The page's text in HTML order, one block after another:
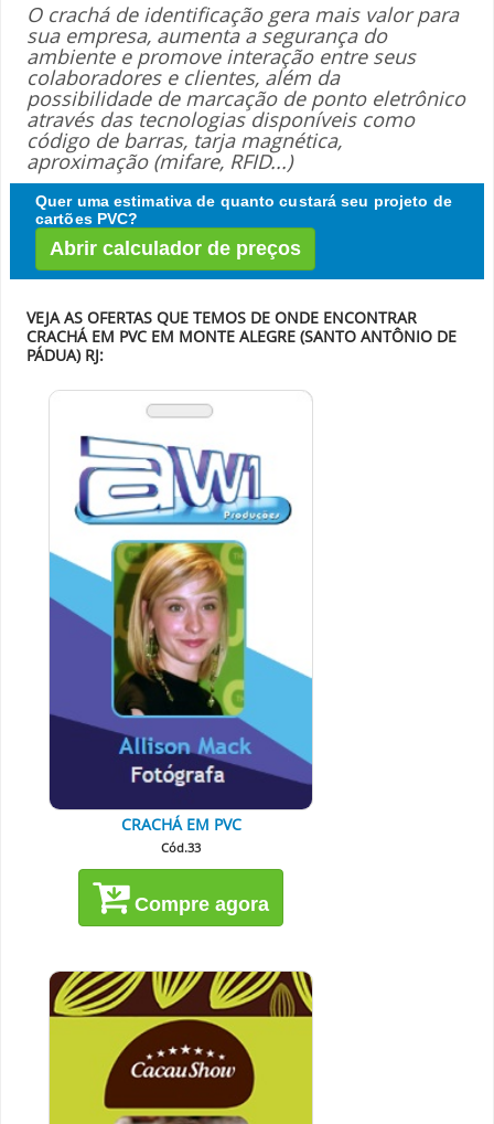
O crachá de identificação gera mais valor para
sua empresa, aumenta a segurança do
ambiente e promove interação entre seus
colaboradores e clientes, além da
possibilidade de marcação de ponto eletrônico
através das tecnologias disponíveis como
código de barras, tarja magnética,
aproximação (mifare, RFID...)
Quer uma estimativa de quanto custará seu projeto de
cartões PVC?
Abrir calculador de preços
VEJA AS OFERTAS QUE TEMOS DE ONDE ENCONTRAR
CRACHÁ EM PVC EM MONTE ALEGRE (SANTO ANTÔNIO DE
PÁDUA) RJ:
CRACHÁ EM PVC
Cód.33
Compre agora